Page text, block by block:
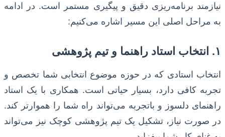
نیازمند برنامه‌ریزی دقیق و پیگیری مستمر است. در ادامه
به مراحل اصلی این مسیر اشاره می‌کنیم:
۱. انتخاب استاد راهنما و تیم پژوهشی
انتخاب استادی که در حوزه موضوع انتخابی شما تخصص و
تجربه کافی دارد، بسیار حیاتی است. همکاری با یک استاد
راهنمای دلسوز و باتجربه می‌تواند راه شما را هموارتر کند.
در صورت نیاز، تشکیل یک تیم پژوهشی کوچک نیز می‌تواند